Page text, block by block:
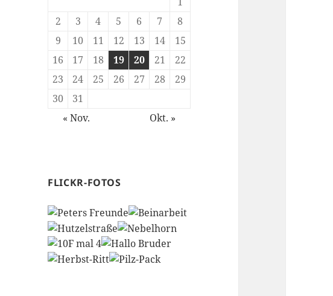
2
3 4 5 6 7
8
9
10 11 12 13 14
15
16
17 18 19 20 21
22
23
24 25 26 27 28
29
30
31
« Nov.
Okt. »
FLICKR-FOTOS